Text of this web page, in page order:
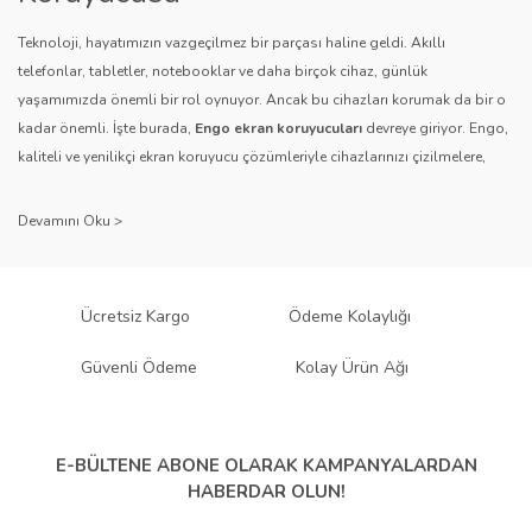
Gönder
Teknoloji, hayatımızın vazgeçilmez bir parçası haline geldi. Akıllı
telefonlar, tabletler, notebooklar ve daha birçok cihaz, günlük
yaşamımızda önemli bir rol oynuyor. Ancak bu cihazları korumak da bir o
kadar önemli. İşte burada, Engo ekran koruyucuları devreye giriyor. Engo,
kaliteli ve yenilikçi ekran koruyucu çözümleriyle cihazlarınızı çizilmelere,
sağlıyor.
Engo ekran koruyucuları
, uzun yıllara dayanan tecrübesi ve teknolojiye
ürününü titiz bir kalite kontrol sürecinden geçirir. Kullanıcı dostu tasarımı
Çeşitlilik ve Uyum: Engo Ekran
Koruyucuları
Ücretsiz Kargo Ödeme Kolaylığı
Güvenli Ödeme Kolay Ürün Ağı
E-BÜLTENE ABONE OLARAK KAMPANYALARDAN
HABERDAR OLUN!